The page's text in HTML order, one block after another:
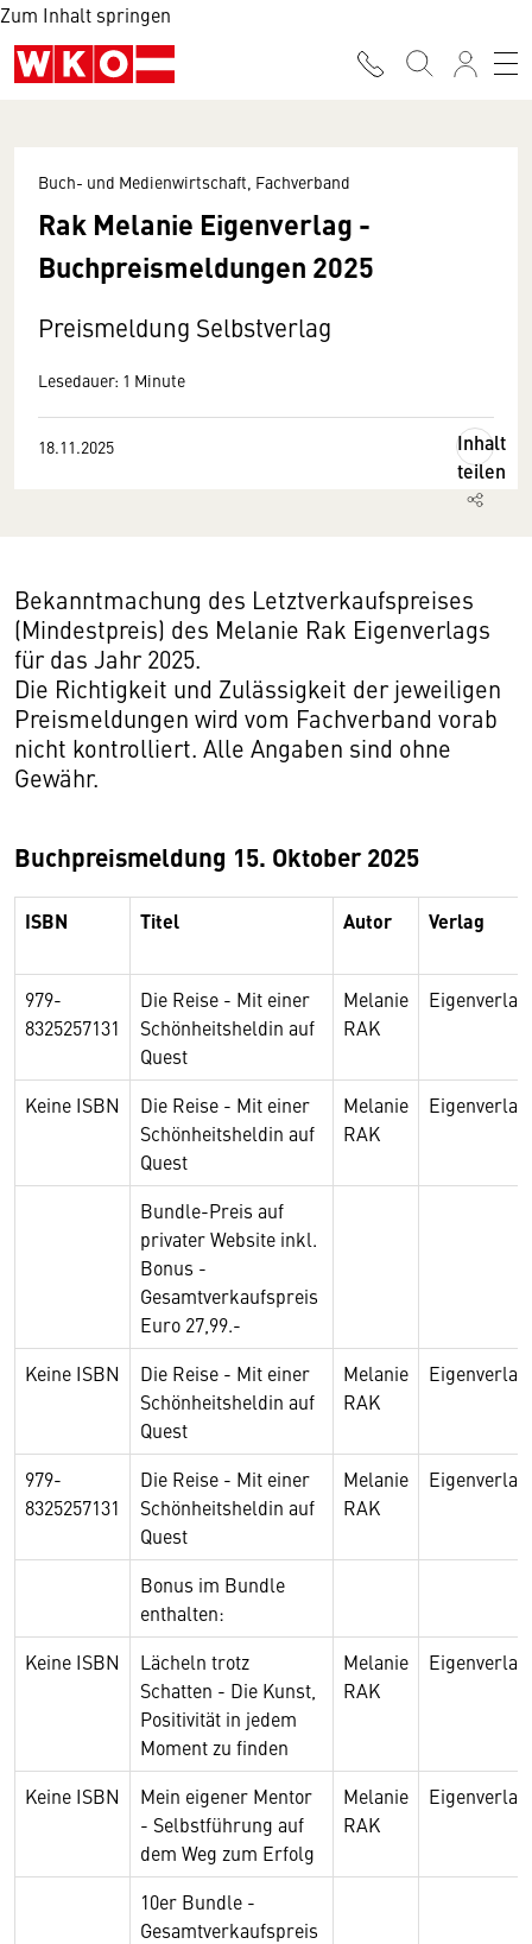
Zum Inhalt springen
Buch- und Medienwirtschaft, Fachverband
Rak Melanie Eigenverlag -
Buchpreismeldungen 2025
Preismeldung Selbstverlag
Lesedauer: 1 Minute
18.11.2025
Inhalt
teilen
Bekanntmachung des Letztverkaufspreises
(Mindestpreis) des Melanie Rak Eigenverlags
für das Jahr 2025.
Die Richtigkeit und Zulässigkeit der jeweiligen
Preismeldungen wird vom Fachverband vorab
nicht kontrolliert. Alle Angaben sind ohne
Gewähr.
Buchpreismeldung 15. Oktober 2025
ISBN Titel Autor Verlag
979-
8325257131
Die Reise - Mit einer
Schönheitsheldin auf
Quest
Melanie
RAK
Keine ISBN
Die Reise - Mit einer
Schönheitsheldin auf
Quest
Melanie
RAK
Eigenverlag
Bundle-Preis auf
privater Website inkl.
Bonus -
Gesamtverkaufspreis
Euro 27,99.-
Keine ISBN
Die Reise - Mit einer
Schönheitsheldin auf
Quest
Melanie
RAK
Eigenverlag
979-
8325257131
Die Reise - Mit einer
Schönheitsheldin auf
Quest
Melanie
RAK
Bonus im Bundle
enthalten:
Keine ISBN
Lächeln trotz
Schatten - Die Kunst,
Positivität in jedem
Moment zu finden
Melanie
RAK
Eigenverlag
Keine ISBN
Mein eigener Mentor
- Selbstführung auf
dem Weg zum Erfolg
Melanie
RAK
Eigenverlag
10er Bundle -
Gesamtverkaufspreis